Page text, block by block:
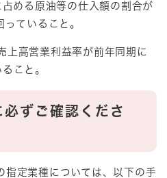
める原油等の仕入額の割合が
ていること。
上高営業利益率が前年同期に
こと。
ずご確認くださ
指定業種については、以下の手